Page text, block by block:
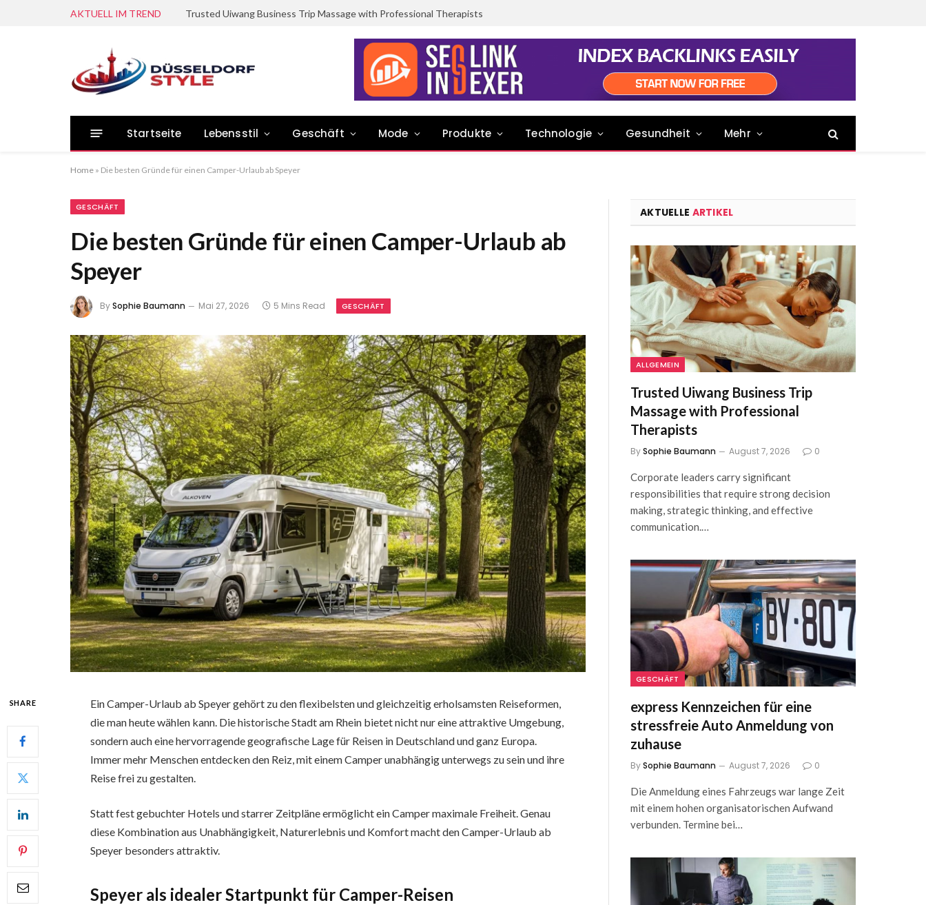
AKTUELL IM TREND Trusted Uiwang Business Trip Massage with Professional Therapists
Startseite Lebensstil Geschäft Mode Produkte Technologie Gesundheit Mehr
Home » Die besten Gründe für einen Camper-Urlaub ab Speyer
GESCHÄFT
Die besten Gründe für einen Camper-Urlaub ab
Speyer
BySophie Baumann Mai 27, 2026 5 Mins Read GESCHÄFT
SHARE
Ein Camper-Urlaub ab Speyer gehört zu den flexibelsten und gleichzeitig erholsamsten Reiseformen,
die man heute wählen kann. Die historische Stadt am Rhein bietet nicht nur eine attraktive Umgebung,
sondern auch eine hervorragende geografische Lage für Reisen in Deutschland und ganz Europa.
Immer mehr Menschen entdecken den Reiz, mit einem Camper unabhängig unterwegs zu sein und ihre
Reise frei zu gestalten.
Statt fest gebuchter Hotels und starrer Zeitpläne ermöglicht ein Camper maximale Freiheit. Genau
diese Kombination aus Unabhängigkeit, Naturerlebnis und Komfort macht den Camper-Urlaub ab
Speyer besonders attraktiv.
Speyer als idealer Startpunkt für Camper-Reisen
AKTUELLE ARTIKEL
ALLGEMEIN
Trusted Uiwang Business Trip
Massage with Professional
Therapists
BySophie Baumann August 7, 2026 0
Corporate leaders carry significant
responsibilities that require strong decision
making, strategic thinking, and effective
communication.…
GESCHÄFT
express Kennzeichen für eine
stressfreie Auto Anmeldung von
zuhause
BySophie Baumann August 7, 2026 0
Die Anmeldung eines Fahrzeugs war lange Zeit
mit einem hohen organisatorischen Aufwand
verbunden. Termine bei…